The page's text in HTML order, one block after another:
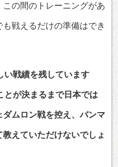
の間のトレーニングがあ
戦えるだけの準備はでき
戦績を残しています
とが決まるまで日本では
ムロン戦を控え、バンマ
えていただけないでしょ